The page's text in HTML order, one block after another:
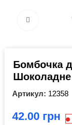
Click to
Бомбочка
Шоколадне
Артикул: 12358
грн